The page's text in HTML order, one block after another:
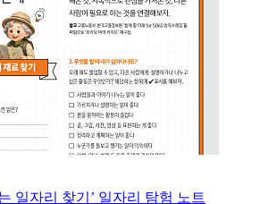
일자리 찾기’ 일자리 탐험 노트